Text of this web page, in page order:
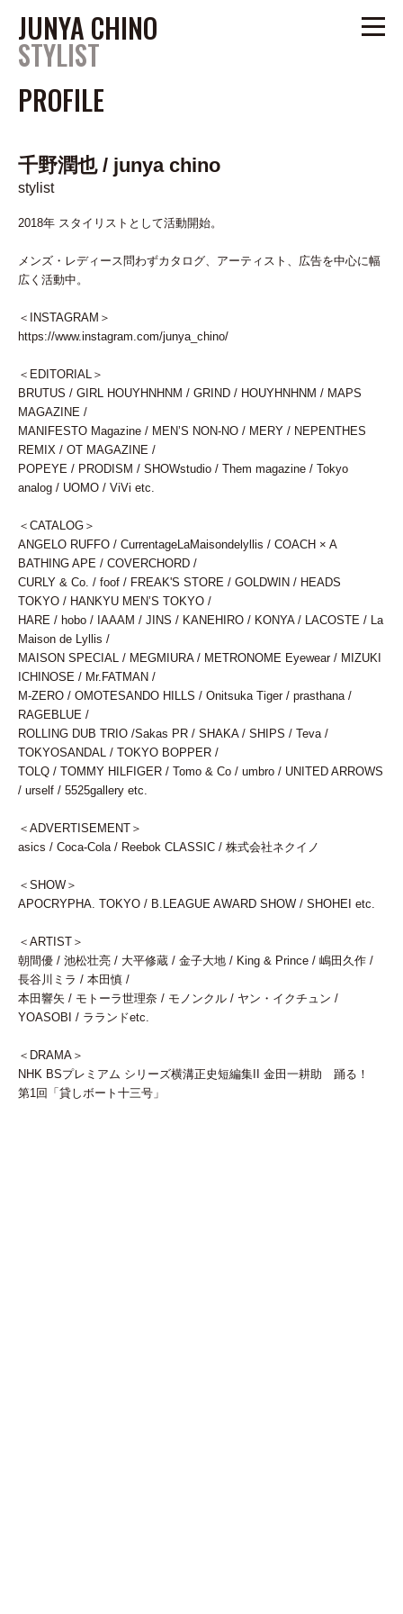
FASHION
ADVERTISEMENT
ARTIST
/
anou@um-tokyo.com
tel.03-6805-0989
www.um-tokyo.com
JUNYA CHINO
STYLIST
PROFILE
千野潤也 / junya chino
stylist
2018年 スタイリストとして活動開始。
メンズ・レディース問わずカタログ、アーティスト、広告を中心に幅
広く活動中。
＜INSTAGRAM＞
https://www.instagram.com/junya_chino/
＜EDITORIAL＞
BRUTUS / GIRL HOUYHNHNM / GRIND / HOUYHNHNM / MAPS
MAGAZINE /
MANIFESTO Magazine / MEN’S NON-NO / MERY / NEPENTHES
REMIX / OT MAGAZINE /
POPEYE / PRODISM / SHOWstudio / Them magazine / Tokyo
analog / UOMO / ViVi etc.
＜CATALOG＞
ANGELO RUFFO / CurrentageLaMaisondelyllis / COACH × A
BATHING APE / COVERCHORD /
CURLY & Co. / foof / FREAK'S STORE / GOLDWIN / HEADS
TOKYO / HANKYU MEN’S TOKYO /
HARE / hobo / IAAAM / JINS / KANEHIRO / KONYA / LACOSTE / La
Maison de Lyllis /
MAISON SPECIAL / MEGMIURA / METRONOME Eyewear / MIZUKI
ICHINOSE / Mr.FATMAN /
M-ZERO / OMOTESANDO HILLS / Onitsuka Tiger / prasthana /
RAGEBLUE /
ROLLING DUB TRIO /Sakas PR / SHAKA / SHIPS / Teva /
TOKYOSANDAL / TOKYO BOPPER /
TOLQ / TOMMY HILFIGER / Tomo & Co / umbro / UNITED ARROWS
/ urself / 5525gallery etc.
＜ADVERTISEMENT＞
asics / Coca-Cola / Reebok CLASSIC / 株式会社ネクイノ
＜SHOW＞
APOCRYPHA. TOKYO / B.LEAGUE AWARD SHOW / SHOHEI etc.
＜ARTIST＞
朝間優 / 池松壮亮 / 大平修蔵 / 金子大地 / King & Prince / 嶋田久作 /
長谷川ミラ / 本田慎 /
本田響矢 / モトーラ世理奈 / モノンクル / ヤン・イクチュン /
YOASOBI / ラランドetc.
＜DRAMA＞
NHK BSプレミアム シリーズ横溝正史短編集II 金田一耕助 踊る！
第1回「貸しボート十三号」